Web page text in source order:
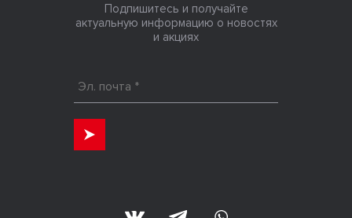
Подпишитесь и получайте
актуальную информацию о новостях
и акциях